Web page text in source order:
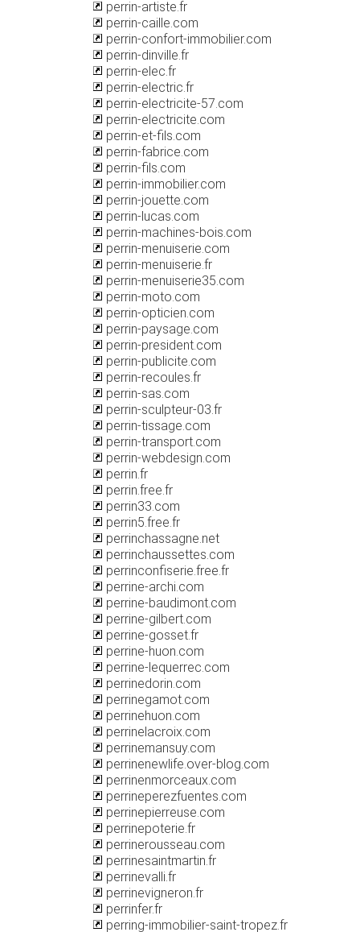
perrin-artiste.fr
perrin-caille.com
perrin-confort-immobilier.com
perrin-dinville.fr
perrin-elec.fr
perrin-electric.fr
perrin-electricite-57.com
perrin-electricite.com
perrin-et-fils.com
perrin-fabrice.com
perrin-fils.com
perrin-immobilier.com
perrin-jouette.com
perrin-lucas.com
perrin-machines-bois.com
perrin-menuiserie.com
perrin-menuiserie.fr
perrin-menuiserie35.com
perrin-moto.com
perrin-opticien.com
perrin-paysage.com
perrin-president.com
perrin-publicite.com
perrin-recoules.fr
perrin-sas.com
perrin-sculpteur-03.fr
perrin-tissage.com
perrin-transport.com
perrin-webdesign.com
perrin.fr
perrin.free.fr
perrin33.com
perrin5.free.fr
perrinchassagne.net
perrinchaussettes.com
perrinconfiserie.free.fr
perrine-archi.com
perrine-baudimont.com
perrine-gilbert.com
perrine-gosset.fr
perrine-huon.com
perrine-lequerrec.com
perrinedorin.com
perrinegamot.com
perrinehuon.com
perrinelacroix.com
perrinemansuy.com
perrinenewlife.over-blog.com
perrinenmorceaux.com
perrineperezfuentes.com
perrinepierreuse.com
perrinepoterie.fr
perrinerousseau.com
perrinesaintmartin.fr
perrinevalli.fr
perrinevigneron.fr
perrinfer.fr
perring-immobilier-saint-tropez.fr